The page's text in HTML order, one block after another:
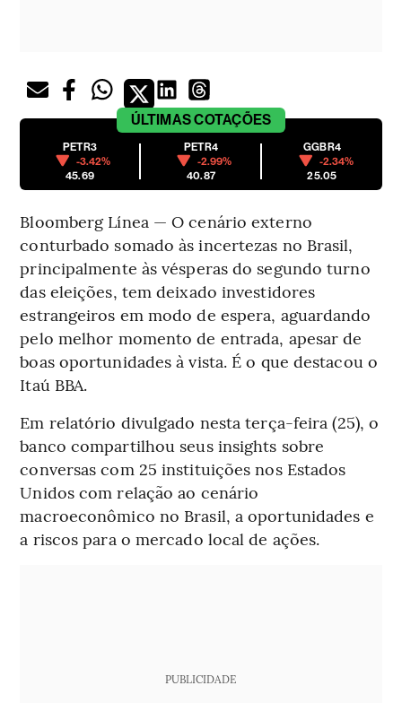
ÚLTIMASCOTAÇÕES
PETR3
-3.42%
45.69
PETR4
-2.99%
40.87
GGBR4
-2.34%
25.05
Bloomberg Línea — O cenário externo
conturbado somado às incertezas no Brasil,
principalmente às vésperas do segundo turno
das eleições, tem deixado investidores
estrangeiros em modo de espera, aguardando
pelo melhor momento de entrada, apesar de
boas oportunidades à vista. É o que destacou o
Itaú BBA.
Em relatório divulgado nesta terça-feira (25), o
banco compartilhou seus insights sobre
conversas com 25 instituições nos Estados
Unidos com relação ao cenário
macroeconômico no Brasil, a oportunidades e
a riscos para o mercado local de ações.
PUBLICIDADE